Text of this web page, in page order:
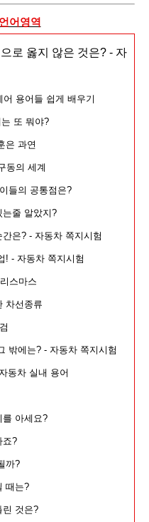
어영역
로 옳지 않은 것은? - 자
용어들 쉽게 배우기
또 뭐야?
은 과연
동의 세계
들의 공통점은?
줄 알았지?
은? - 자동차 쪽지시험
! - 자동차 쪽지시험
스마스
차선종류
밖에는? - 자동차 쪽지시험
동차 실내 용어
를 아세요?
죠?
까?
때는?
것은?